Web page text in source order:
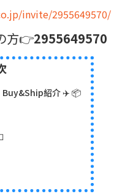
invite/2955649570/
方👉2955649570
紹介 ✈️ 📦